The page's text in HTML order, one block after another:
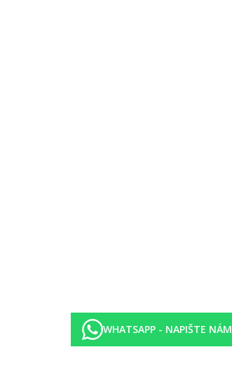
nutná
WHATSAPP - NAPIŠTE NÁM